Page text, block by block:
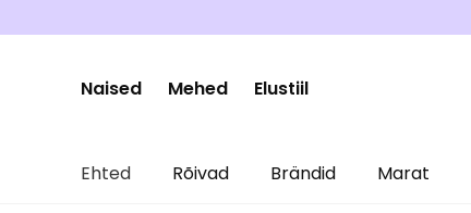
to
Naised Mehed Elustiil
Ehted Rõivad Brändid Marat